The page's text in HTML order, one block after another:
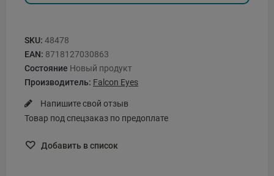
SKU: 48478
EAN: 8718127030863
Состояние Новый продукт
Производитель: Falcon Eyes
Напишите свой отзыв
Товар под спецзаказ по предоплате
Добавить в список